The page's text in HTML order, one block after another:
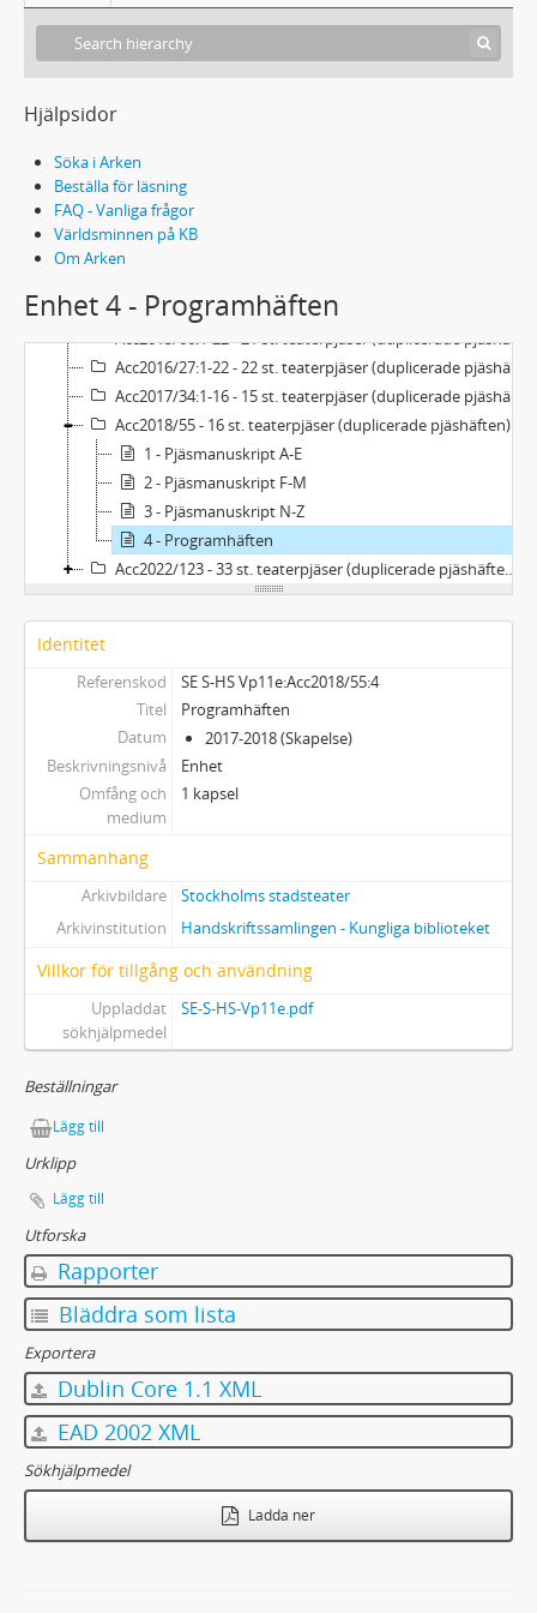
Hjälpsidor
Söka i Arken
Beställa för läsning
FAQ - Vanliga frågor
Världsminnen på KB
Om Arken
Enhet 4 - Programhäften
2003/2004:1-18 - 18 st. teaterpjäser (duplicerade pjäshäften) från spelåret 2003/2004
2004/2005:1-23 - 23 st. teaterpjäser (duplicerade pjäshäften) från spelåret 2004/2005
2005/2006:1-26 - 26 st. teaterpjäser (duplicerade pjäshäften) från spelåret 2005/2006
2006/2007:1-33 - 33 st. teaterpjäser (duplicerade pjäshäften) från spelåret 2006/2007
2008/2009:1-26 - 26 st. teaterpjäser (duplicerade pjäshäften) från spelåret 2008/2009
2009/2010:1-25 - 25 st. teaterpjäser (duplicerade pjäshäften) från spelåret 2009/2010
Acc2011/39:1-37 - 37 st. teaterpjäser (duplicerade pjäshäften) från spelåret 2010/2011
Acc2012/89:1-26 - 26 st. teaterpjäser (duplicerade pjäshäften) från spelåret 2011/2012
Acc2014/36:1-29 - 29 st. teaterpjäser (duplicerade pjäshäften) från spelåret 2013/2014
Acc2015/66:1-22 - 21 st. teaterpjäser (duplicerade pjäshäften) från spelåret 2014/2015, samt 1 st. från 2013/2014
Acc2016/27:1-22 - 22 st. teaterpjäser (duplicerade pjäshäften) från spelåret 2015/2016
Acc2017/34:1-16 - 15 st. teaterpjäser (duplicerade pjäshäften) från spelåret 2016/2017, samt 1 st. från 2015/2016
Acc2018/55 - 16 st. teaterpjäser (duplicerade pjäshäften) från spelåret 2017/2018, samt programblad
1 - Pjäsmanuskript A-E
2 - Pjäsmanuskript F-M
3 - Pjäsmanuskript N-Z
4 - Programhäften
Acc2022/123 - 33 st. teaterpjäser (duplicerade pjäshäften) från spelåren 2019 - 2022
Identitet
Referenskod
SE S-HS Vp11e:Acc2018/55:4
Titel
Programhäften
Datum
2017-2018 (Skapelse)
Beskrivningsnivå
Enhet
Omfång och
medium
1 kapsel
Sammanhang
Arkivbildare
Stockholms stadsteater
Arkivinstitution
Handskriftssamlingen - Kungliga biblioteket
Villkor för tillgång och användning
Uppladdat
sökhjälpmedel
SE-S-HS-Vp11e.pdf
Beställningar
Lägg till
Urklipp
Lägg till
Utforska
Rapporter
Bläddra som lista
Exportera
Dublin Core 1.1 XML
EAD 2002 XML
Sökhjälpmedel
Ladda ner